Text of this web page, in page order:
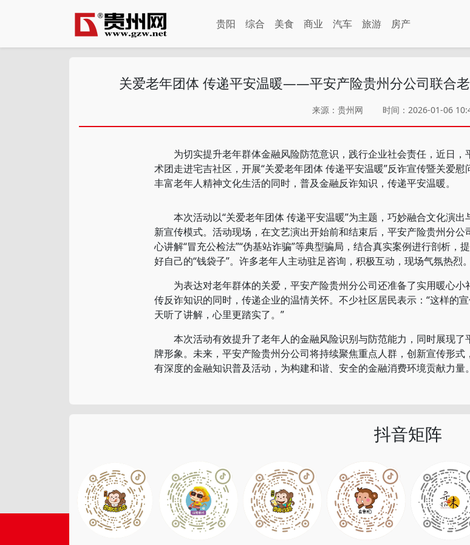
贵阳 综合 美食 商业 汽车 旅游 房产
关爱老年团体 传递平安温暖——平安产险贵州分公司联合
来源：贵州网 时间：2026-01-06
为切实提升老年群体金融风险防范意识，践行企业社会责任，近日，
术团走进宅吉社区，开展“关爱老年团体 传递平安温暖”反诈宣传暨关爱
丰富老年人精神文化生活的同时，普及金融反诈知识，传递平安温暖。
本次活动以“关爱老年团体 传递平安温暖”为主题，巧妙融合文化演出
新宣传模式。活动现场，在文艺演出开始前和结束后，平安产险贵州分
心讲解“冒充公检法”“伪基站诈骗”等典型骗局，结合真实案例进行剖析，
好自己的“钱袋子”。许多老年人主动驻足咨询，积极互动，现场气氛热烈。
为表达对老年群体的关爱，平安产险贵州分公司还准备了实用暖心小
传反诈知识的同时，传递企业的温情关怀。不少社区居民表示：“这样的
天听了讲解，心里更踏实了。”
本次活动有效提升了老年人的金融风险识别与防范能力，同时展现了
牌形象。未来，平安产险贵州分公司将持续聚焦重点人群，创新宣传形式
有深度的金融知识普及活动，为构建和谐、安全的金融消费环境贡献力量。
抖音矩阵